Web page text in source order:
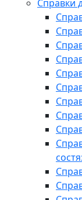
Справки